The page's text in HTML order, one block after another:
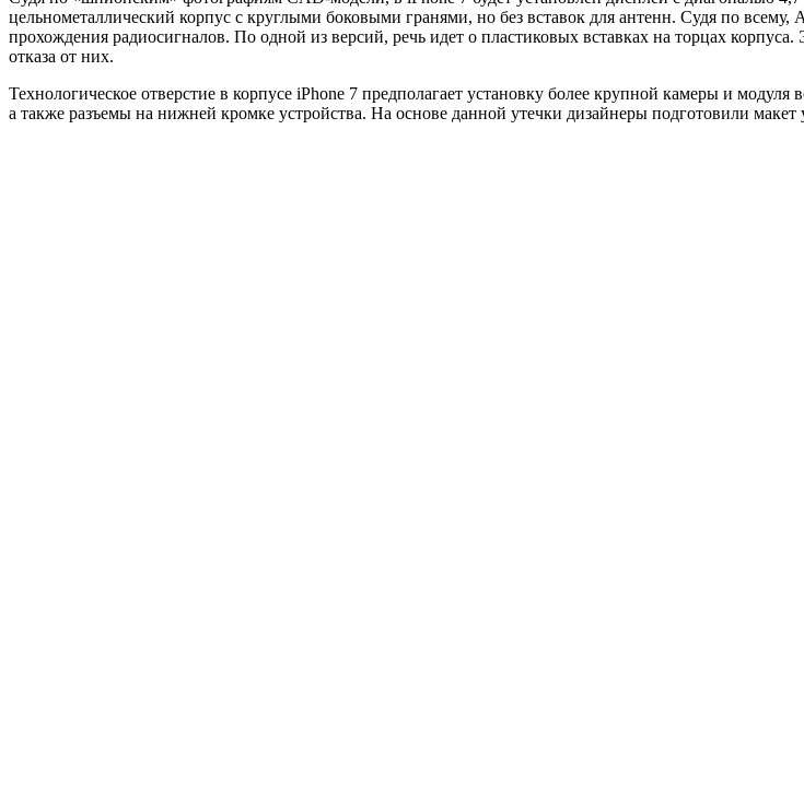
цельнометаллический корпус с круглыми боковыми гранями, но без вставок для антенн. Судя по
прохождения радиосигналов. По одной из версий, речь идет о пластиковых вставках на торцах
отказа от них.
Технологическое отверстие в корпусе iPhone 7 предполагает установку более крупной камеры и
а также разъемы на нижней кромке устройства. На основе данной утечки дизайнеры подготовили макет